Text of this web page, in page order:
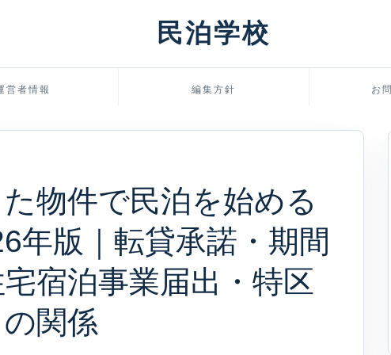
民泊学校
営者情報 編集方針 お
物件で民泊を始める
年版｜転貸承諾・期間
宿泊事業届出・特区
関係